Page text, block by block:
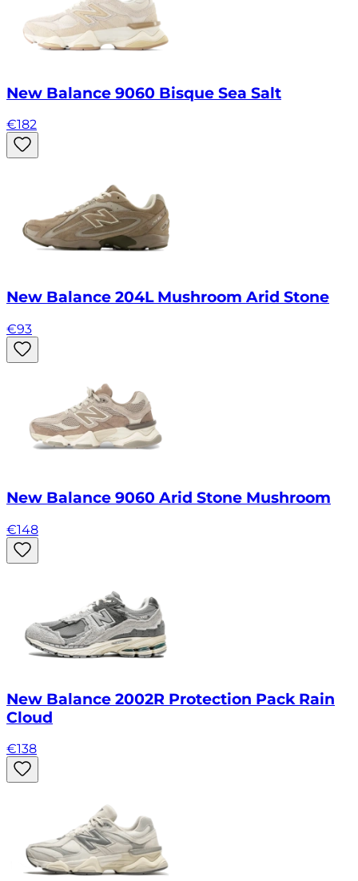
New Balance 9060 Bisque Sea Salt
€182
New Balance 204L Mushroom Arid Stone
€93
New Balance 9060 Arid Stone Mushroom
€148
New Balance 2002R Protection Pack Rain
Cloud
€138